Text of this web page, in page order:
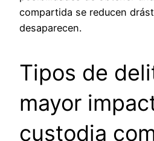
compartida se reducen
desaparecen.
Tipos de
mayor
custodia